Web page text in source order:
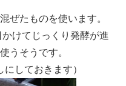
ぜたものを使います。
けてじっくり発酵が進
うそうです。
しておきます）